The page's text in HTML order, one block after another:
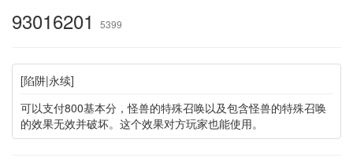
93016201
5399
[陷阱|永续]
可以支付800基本分，怪兽的特殊召唤以及包含怪兽的特殊召唤
的效果无效并破坏。这个效果对方玩家也能使用。